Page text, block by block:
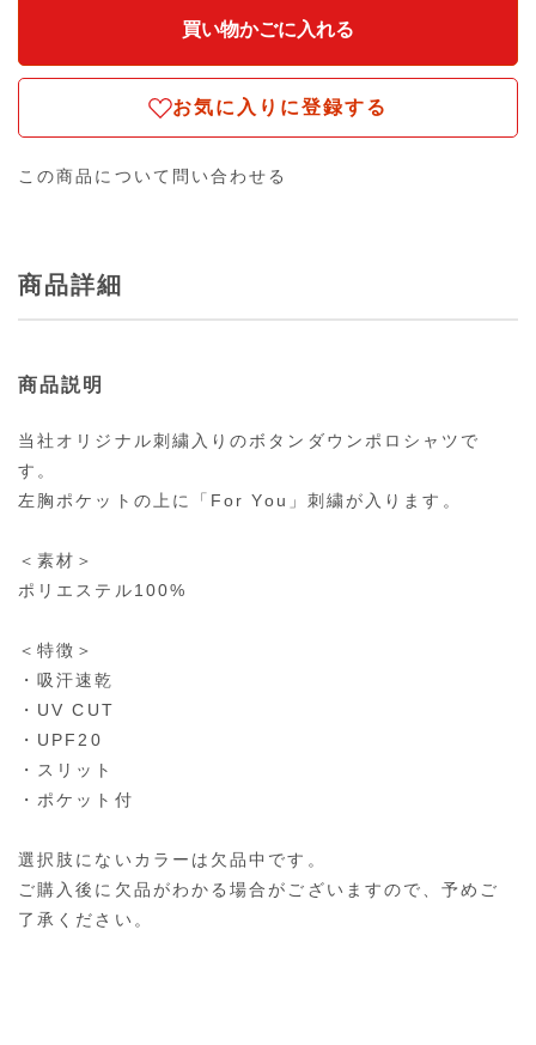
お気に入りに登録する
この商品について問い合わせる
商品詳細
商品説明
当社オリジナル刺繍入りのボタンダウンポロシャツで
す。
左胸ポケットの上に「For You」刺繍が入ります。
＜素材＞
ポリエステル100%
＜特徴＞
・吸汗速乾
・UV CUT
・UPF20
・スリット
・ポケット付
選択肢にないカラーは欠品中です。
ご購入後に欠品がわかる場合がございますので、予めご
了承ください。